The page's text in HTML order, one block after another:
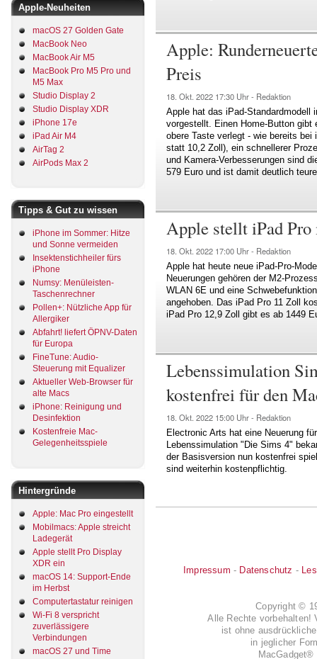
Apple-Neuheiten
macOS 27 Golden Gate
MacBook Neo
MacBook Air M5
MacBook Pro M5 Pro und
M5 Max
Studio Display 2
Studio Display XDR
iPhone 17e
iPad Air M4
AirTag 2
AirPods Max 2
Tipps & Gut zu wissen
iPhone im Sommer: Hitze
und Sonne vermeiden
Insektenstichheiler fürs
iPhone
Numsy: Menüleisten-
Taschenrechner
Pollen+: Nützliche App für
Allergiker
Abfahrt! liefert ÖPNV-Daten
für Europa
FineTune: Audio-
Steuerung mit Equalizer
Aktueller Web-Browser für
alte Macs
iPhone: Reinigung und
Desinfektion
Kostenfreie Mac-
Gelegenheitsspiele
Hintergründe
Apple: Mac Pro eingestellt
Mobilmacs: Apple streicht
Ladegerät
Apple stellt Pro Display
XDR ein
macOS 14: Support-Ende
im Herbst
Computertastatur reinigen
Wi-Fi 8 verspricht
zuverlässigere
Verbindungen
macOS 27 und Time
Apple:
Preis
18. Okt. 2022 17:30 Uhr - Redaktion
Apple hat das iPad-Standardmodell
vorgestellt. Einen Home-Button gibt
obere Taste verlegt - wie bereits
statt 10,2 Zoll), ein schnellerer
und Kamera-Verbesserungen sind
579 Euro und ist damit deutlich
Apple stellt iPad
18. Okt. 2022 17:00 Uhr - Redaktion
Apple hat heute neue iPad-Pro-
Neuerungen gehören der M2-
WLAN 6E und eine
angehoben. Das iPad Pro 11 Zoll
iPad Pro 12,9 Zoll gibt es ab 1449
Lebenssimulation
kostenfrei für den
18. Okt. 2022 15:00 Uhr - Redaktion
Electronic Arts hat eine Neuerung
Lebenssimulation "Die Sims 4"
der Basisversion nun kostenfrei
sind weiterhin kostenpflichtig.
Impressum - Datenschutz -
Copyright ©
Alle Rechte vorbehalten!
ist ohne
in jeglicher
MacGadget®